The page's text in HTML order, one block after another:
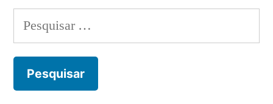
Pesquisar
por: